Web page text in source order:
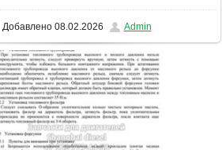
Добавлено08.02.2026 Admin